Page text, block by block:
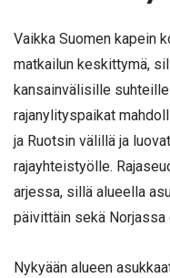
Vaikka Suomen kapein
matkailun keskittymä,
kansainvälisille
rajanylityspaikat
ja Ruotsin välillä ja
rajayhteistyölle.
arjessa, sillä alueella
päivittäin sekä Norjassa
Nykyään alueen